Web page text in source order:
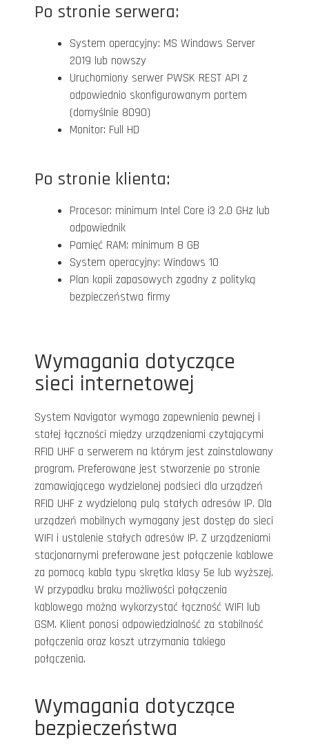
Po stronie serwera:
System operacyjny: MS Windows Server
2019 lub nowszy
Uruchomiony serwer PWSK REST API z
odpowiednio skonfigurowanym portem
(domyślnie 8090)
Monitor: Full HD
Po stronie klienta:
Procesor: minimum Intel Core i3 2.0 GHz lub
odpowiednik
Pamięć RAM: minimum 8 GB
System operacyjny: Windows 10
Plan kopii zapasowych zgodny z polityką
bezpieczeństwa firmy
Wymagania dotyczące
sieci internetowej
System Navigator wymaga zapewnienia pewnej i
stałej łączności między urządzeniami czytającymi
RFID UHF a serwerem na którym jest zainstalowany
program. Preferowane jest stworzenie po stronie
zamawiającego wydzielonej podsieci dla urządzeń
RFID UHF z wydzieloną pulą stałych adresów IP. Dla
urządzeń mobilnych wymagany jest dostęp do sieci
WIFI i ustalenie stałych adresów IP. Z urządzeniami
stacjonarnymi preferowane jest połączenie kablowe
za pomocą kabla typu skrętka klasy 5e lub wyższej.
W przypadku braku możliwości połączenia
kablowego można wykorzystać łączność WIFI lub
GSM. Klient ponosi odpowiedzialność za stabilność
połączenia oraz koszt utrzymania takiego
połączenia.
Wymagania dotyczące
bezpieczeństwa